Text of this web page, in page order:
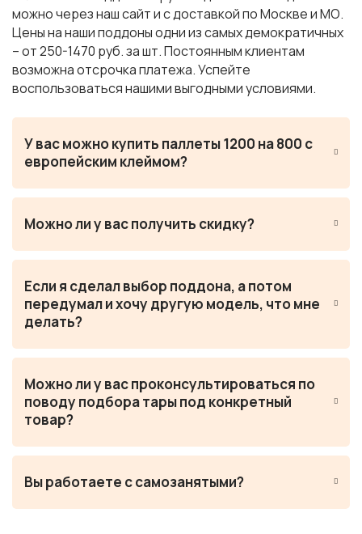
можно через наш сайт и с доставкой по Москве и МО.
Цены на наши поддоны одни из самых демократичных
– от 250-1470 руб. за шт. Постоянным клиентам
возможна отсрочка платежа. Успейте
воспользоваться нашими выгодными условиями.
У вас можно купить паллеты 1200 на 800 с
европейским клеймом?
Можно ли у вас получить скидку?
Если я сделал выбор поддона, а потом
передумал и хочу другую модель, что мне
делать?
Можно ли у вас проконсультироваться по
поводу подбора тары под конкретный
товар?
Вы работаете с самозанятыми?